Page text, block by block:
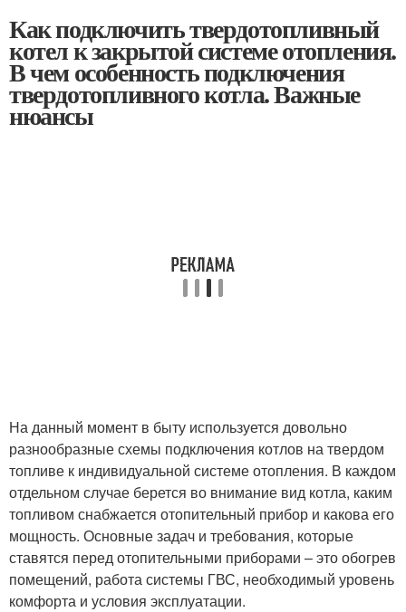
Как подключить твердотопливный
котел к закрытой системе отопления.
В чем особенность подключения
твердотопливного котла. Важные
нюансы
На данный момент в быту используется довольно
разнообразные схемы подключения котлов на твердом
топливе к индивидуальной системе отопления. В каждом
отдельном случае берется во внимание вид котла, каким
топливом снабжается отопительный прибор и какова его
мощность. Основные задач и требования, которые
ставятся перед отопительными приборами – это обогрев
помещений, работа системы ГВС, необходимый уровень
комфорта и условия эксплуатации.